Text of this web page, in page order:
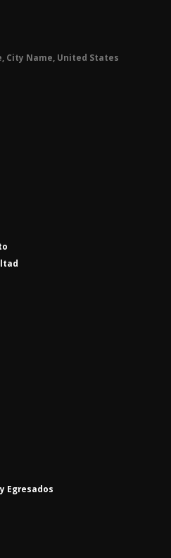
City Name, United States
Egresados